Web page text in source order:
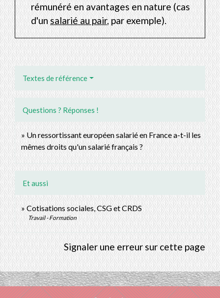
rémunéré en avantages en nature (cas
d'unsalarié au pair, par exemple).
Textes de référence
Questions ? Réponses !
Un ressortissant européen salarié en France a-t-il les
mêmes droits qu'un salarié français ?
Et aussi
Cotisations sociales, CSG et CRDS
Travail - Formation
Signaler une erreur sur cette page